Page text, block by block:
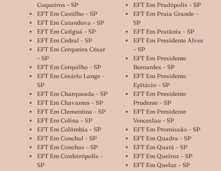
Coqueiros – SP
EFT Em Castilho – SP
EFT Em Catanduva – SP
EFT Em Catiguá – SP
EFT Em Cedral – SP
EFT Em Cerqueira César
– SP
EFT Em Cerquilho – SP
EFT Em Cesário Lange –
SP
EFT Em Charqueada – SP
EFT Em Chavantes – SP
EFT Em Clementina – SP
EFT Em Colina – SP
EFT Em Colômbia – SP
EFT Em Conchal – SP
EFT Em Conchas – SP
EFT Em Cordeirópolis –
SP
EFT Em Pradópolis – SP
EFT Em Praia Grande –
SP
EFT Em Pratânia – SP
EFT Em Presidente Alves
– SP
EFT Em Presidente
Bernardes – SP
EFT Em Presidente
Epitácio – SP
EFT Em Presidente
Prudente – SP
EFT Em Presidente
Venceslau – SP
EFT Em Promissão – SP
EFT Em Quadra – SP
EFT Em Quatá – SP
EFT Em Queiroz – SP
EFT Em Queluz – SP